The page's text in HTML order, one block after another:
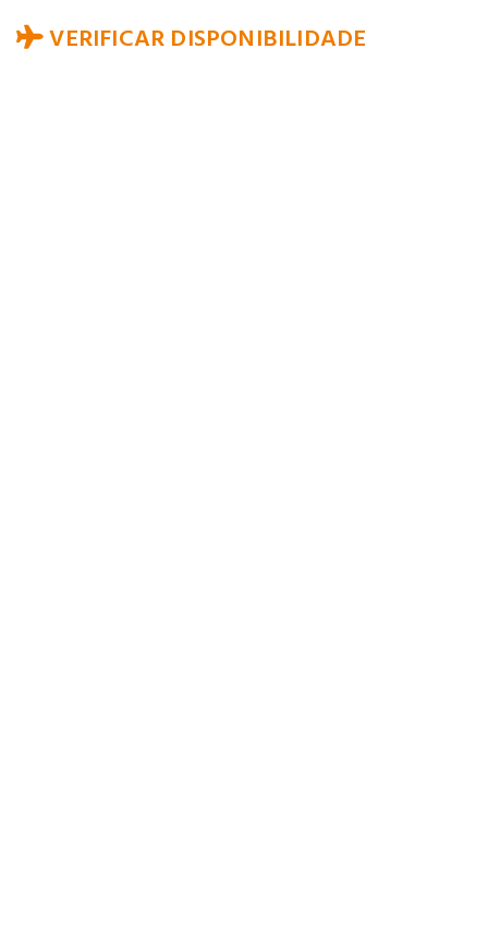
VERIFICAR DISPONIBILIDADE